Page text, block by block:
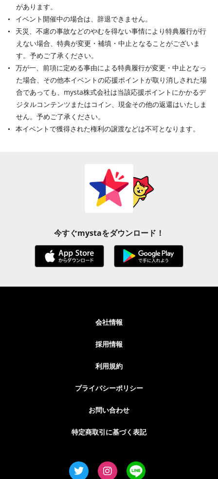
があります。
イベント開催中の場合は、辞退できません。
天災、不慮の事故などのやむを得ない事情により特典履行が行
えない場合、特典が変更・補填・中止となることがございま
す。予めご了承ください。
万が一、前項に定める事由による特典履行が変更・中止となっ
た場合、その他本イベントの応援ポイントが取り消しされた場
合であっても、mysta株式会社は当該応援ポイントにかかるデ
ジタルコンテンツまたはコイン、現金その他の返還はいたしま
せん。予めご了承ください。
本イベントで獲得された権利の譲渡などは不可となります。
今すぐmystaをダウンロード！
会社情報
採用情報
利用規約
プライバシーポリシー
お問い合わせ
特定商取引に基づく表記